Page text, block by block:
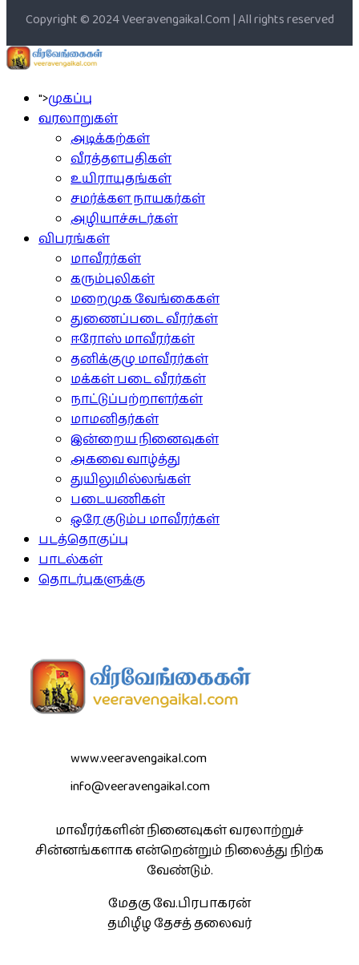
Copyright © 2024 Veeravengaikal.Com | All rights reserved
">முகப்பு
வரலாறுகள்
அடிக்கற்கள்
வீரத்தளபதிகள்
உயிராயுதங்கள்
சமர்க்கள நாயகர்கள்
அழியாச்சுடர்கள்
விபரங்கள்
மாவீரர்கள்
கரும்புலிகள்
மறைமுக வேங்கைகள்
துணைப்படை வீரர்கள்
ஈரோஸ் மாவீரர்கள்
தனிக்குழு மாவீரர்கள்
மக்கள் படை வீரர்கள்
நாட்டுப்பற்றாளர்கள்
மாமனிதர்கள்
இன்றைய நினைவுகள்
அகவை வாழ்த்து
துயிலுமில்லங்கள்
படையணிகள்
ஒரே குடும்ப மாவீரர்கள்
படத்தொகுப்பு
பாடல்கள்
தொடர்புகளுக்கு
www.veeravengaikal.com
info@veeravengaikal.com
மாவீரர்களின் நினைவுகள் வரலாற்றுச்
சின்னங்களாக என்றென்றும் நிலைத்து நிற்க
வேண்டும்.
மேதகு வே.பிரபாகரன்
தமிழீழ தேசத் தலைவர்